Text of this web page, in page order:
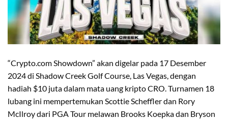
“Crypto.com Showdown” akan digelar pada 17 Desember
2024 di Shadow Creek Golf Course, Las Vegas, dengan
hadiah $10 juta dalam mata uang kripto CRO. Turnamen 18
lubang ini mempertemukan Scottie Scheffler dan Rory
McIlroy dari PGA Tour melawan Brooks Koepka dan Bryson